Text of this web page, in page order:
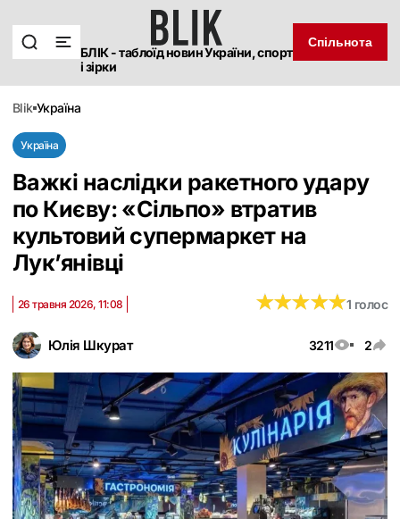
БЛІК - таблоїд новин України, спорт
і зірки
Спільнота
blik україна
Україна
Важкі наслідки ракетного удару
по Києву: «Сільпо» втратив
культовий супермаркет на
Лук’янівці
Юлія Шкурат 3211 2
26 травня 2026, 11:08 ★★★★★
★★★★★1 голос